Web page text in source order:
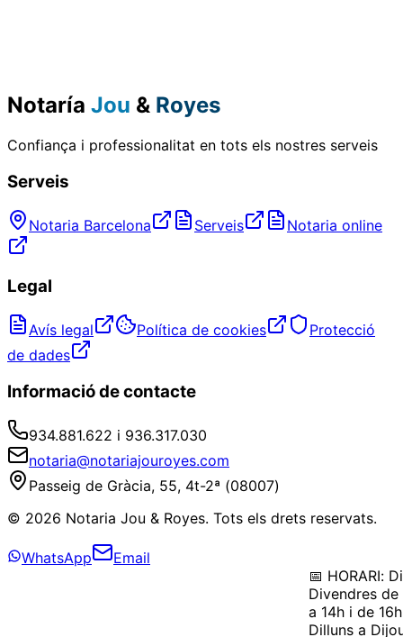
Notaría Jou & Royes
Confiança i professionalitat en tots els nostres serveis
Serveis
Notaria Barcelona Serveis Notaria online
Legal
Avís legal Política de cookies
Protecció
de dades
Informació de contacte
934.881.622 i 936.317.030
notaria@notariajouroyes.com
Passeig de Gràcia, 55, 4t-2ª (08007)
© 2026 Notaria Jou & Royes. Tots els drets reservats.
WhatsApp
Email
📅 HORARI:
Divendres de
a 14h i de
Dilluns a